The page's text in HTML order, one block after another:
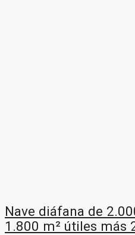
Nave diáfana de
1.800 m² útiles más